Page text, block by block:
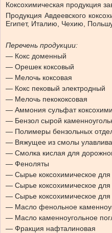
Коксохимическая продукция
Продукция Авдеевского
Египет, Италию, Чехию,
Перечень продукции:
— Кокс доменный
— Орешек коксовый
— Мелочь коксовая
— Кокс пековый электродный
— Мелочь пекококсовая
— Аммония сульфат
— Бензол сырой
— Полимеры бензольных
— Вяжущее из смолы
— Смолка кислая для
— Феноляты
— Сырье коксохимическое для
— Сырье коксохимическое для
— Сырье коксохимическое для
— Масло фенольное
— Масло каменноугольное
— Фракция нафталиновая